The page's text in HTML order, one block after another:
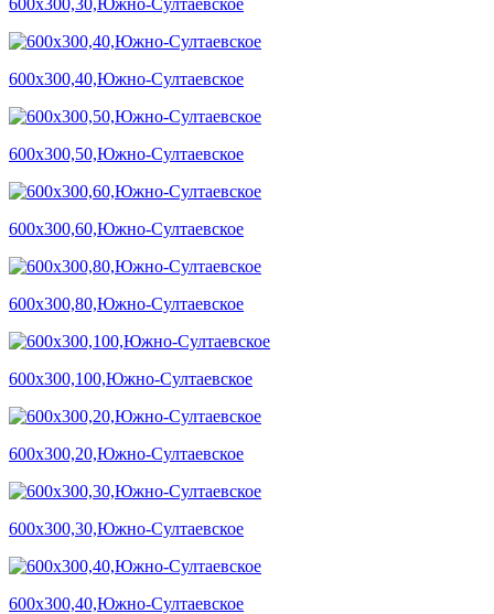
600х300,40,Южно-Султаевское
600х300,50,Южно-Султаевское
600х300,60,Южно-Султаевское
600х300,80,Южно-Султаевское
600х300,100,Южно-Султаевское
600х300,20,Южно-Султаевское
600х300,30,Южно-Султаевское
600х300,40,Южно-Султаевское